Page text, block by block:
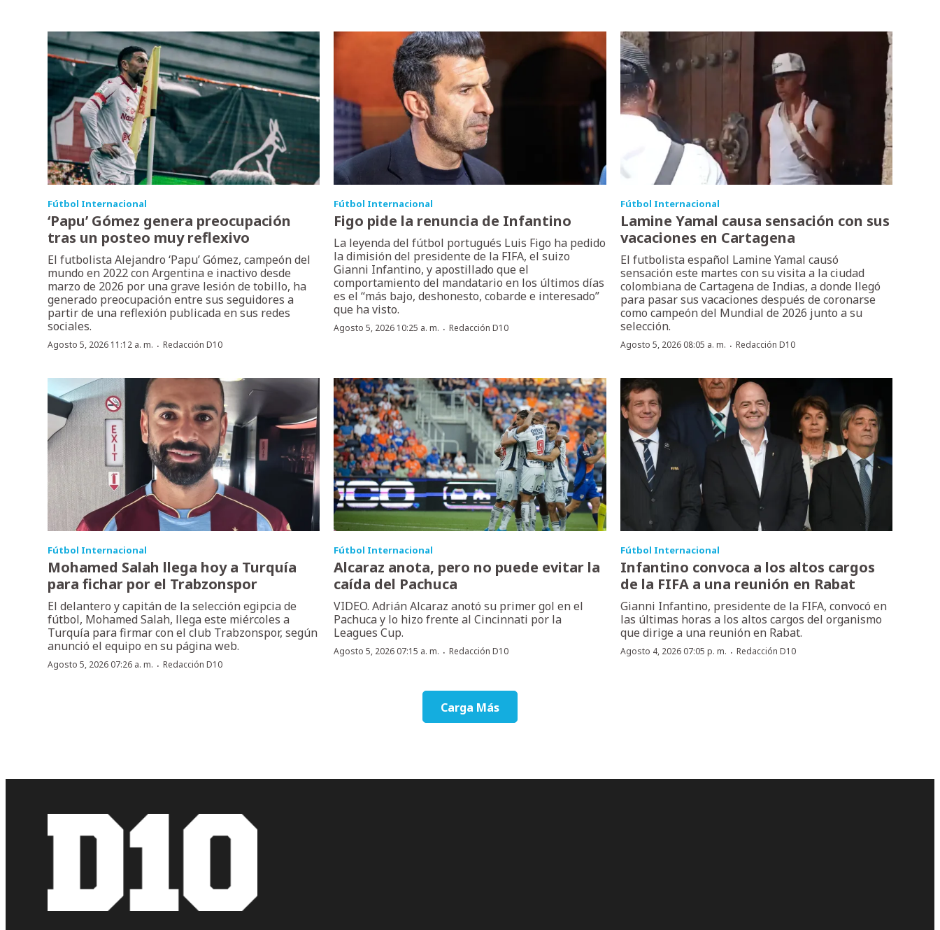
Fútbol Internacional
‘Papu’ Gómez genera preocupación
tras un posteo muy reflexivo
El futbolista Alejandro ‘Papu’ Gómez, campeón del
mundo en 2022 con Argentina e inactivo desde
marzo de 2026 por una grave lesión de tobillo, ha
generado preocupación entre sus seguidores a
partir de una reflexión publicada en sus redes
sociales.
Agosto 5, 2026 11:12 a. m. · Redacción D10
Fútbol Internacional
Figo pide la renuncia de Infantino
La leyenda del fútbol portugués Luis Figo ha pedido
la dimisión del presidente de la FIFA, el suizo
Gianni Infantino, y apostillado que el
comportamiento del mandatario en los últimos días
es el “más bajo, deshonesto, cobarde e interesado”
que ha visto.
Agosto 5, 2026 10:25 a. m. ·Redacción D10
Fútbol Internacional
Lamine Yamal causa sensación con sus
vacaciones en Cartagena
El futbolista español Lamine Yamal causó
sensación este martes con su visita a la ciudad
colombiana de Cartagena de Indias, a donde llegó
para pasar sus vacaciones después de coronarse
como campeón del Mundial de 2026 junto a su
selección.
Agosto 5, 2026 08:05 a. m. · Redacción D10
Fútbol Internacional
Mohamed Salah llega hoy a Turquía
para fichar por el Trabzonspor
El delantero y capitán de la selección egipcia de
fútbol, Mohamed Salah, llega este miércoles a
Turquía para firmar con el club Trabzonspor, según
anunció el equipo en su página web.
Agosto 5, 2026 07:26 a. m. · Redacción D10
Fútbol Internacional
Alcaraz anota, pero no puede evitar la
caída del Pachuca
VIDEO. Adrián Alcaraz anotó su primer gol en el
Pachuca y lo hizo frente al Cincinnati por la
Leagues Cup.
Agosto 5, 2026 07:15 a. m. ·Redacción D10
Fútbol Internacional
Infantino convoca a los altos cargos
de la FIFA a una reunión en Rabat
Gianni Infantino, presidente de la FIFA, convocó en
las últimas horas a los altos cargos del organismo
que dirige a una reunión en Rabat.
Agosto 4, 2026 07:05 p. m. · Redacción D10
Carga Más